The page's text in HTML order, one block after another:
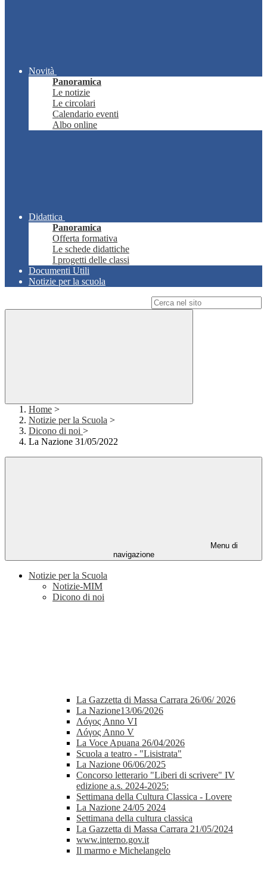
Novità
Panoramica
Le notizie
Le circolari
Calendario eventi
Albo online
Didattica
Panoramica
Offerta formativa
Le schede didattiche
I progetti delle classi
Documenti Utili
Notizie per la scuola
Home >
Notizie per la Scuola >
Dicono di noi >
La Nazione 31/05/2022
Menu di
navigazione
Notizie per la Scuola
Notizie-MIM
Dicono di noi
La Gazzetta di Massa Carrara 26/06/ 2026
La Nazione13/06/2026
Λóγος Anno VI
Λóγος Anno V
La Voce Apuana 26/04/2026
Scuola a teatro - "Lisistrata"
La Nazione 06/06/2025
Concorso letterario "Liberi di scrivere" IV
edizione a.s. 2024-2025:
Settimana della Cultura Classica - Lovere
La Nazione 24/05 2024
Settimana della cultura classica
La Gazzetta di Massa Carrara 21/05/2024
www.interno.gov.it
Il marmo e Michelangelo